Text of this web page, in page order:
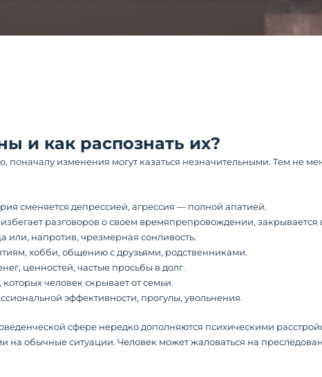
и как распознать их?
поначалу изменения могут казаться незначительными. Тем не
сменяется депрессией, агрессия — полной апатией.
разговоров о своем времяпрепровождении, закрывается
напротив, чрезмерная сонливость.
хобби, общению с друзьями, родственниками.
ценностей, частые просьбы в долг.
человек скрывает от семьи.
эффективности, прогулы, увольнения.
сфере нередко дополняются психическими
обычные ситуации. Человек может жаловаться на